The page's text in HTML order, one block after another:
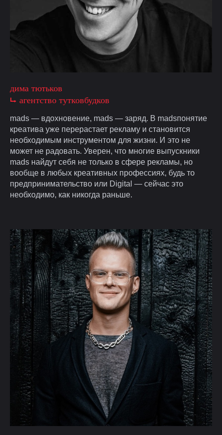
дима тютьков
⮡ агентство тутковбудков
mads — вдохновение, mads — заряд. В madsпонятие
креатива уже перерастает рекламу и становится
необходимым инструментом для жизни. И это не
может не радовать. Уверен, что многие выпускники
mads найдут себя не только в сфере рекламы, но
вообще в любых креативных профессиях, будь то
предпринимательство или Digital — сейчас это
необходимо, как никогда раньше.